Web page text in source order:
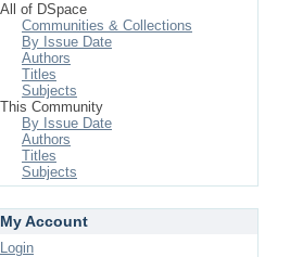
All of DSpace
Communities & Collections
By Issue Date
Authors
Titles
Subjects
This Community
By Issue Date
Authors
Titles
Subjects
My Account
Login